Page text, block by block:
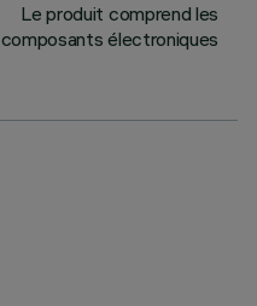
Le produit comprend les
composants électroniques